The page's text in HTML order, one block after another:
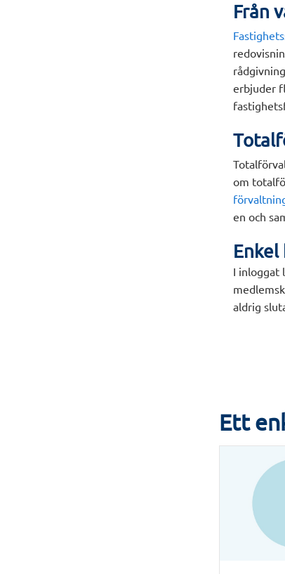
Från
erbjuder
om
en och
I inloggat
aldrig
Ett